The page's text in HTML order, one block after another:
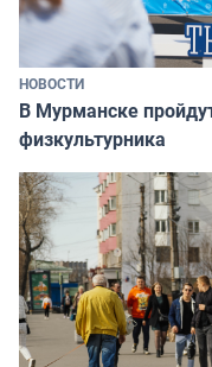
НОВОСТИ
В Мурманске
физкультурника